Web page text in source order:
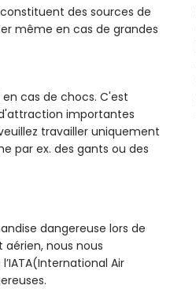
des sources de
même en cas de grandes
cas de chocs. C'est
importantes
travailler uniquement
par ex. des gants ou des
dangereuse lors de
nous nous
Air